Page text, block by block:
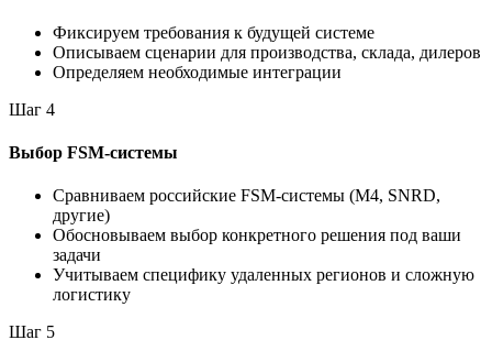
Фиксируем требования к будущей системе
Описываем сценарии для производства, склада, дилеров
Определяем необходимые интеграции
Шаг 4
Выбор FSM-системы
Сравниваем российские FSM-системы (M4, SNRD,
другие)
Обосновываем выбор конкретного решения под ваши
задачи
Учитываем специфику удаленных регионов и сложную
логистику
Шаг 5